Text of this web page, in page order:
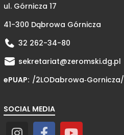
ul. Górnicza 17
41-300 Dąbrowa Górnicza
32 262-34-80
sekretariat@zeromski.dg.pl
ePUAP: /2LODabrowa‑Gornicza/
SOCIAL MEDIA